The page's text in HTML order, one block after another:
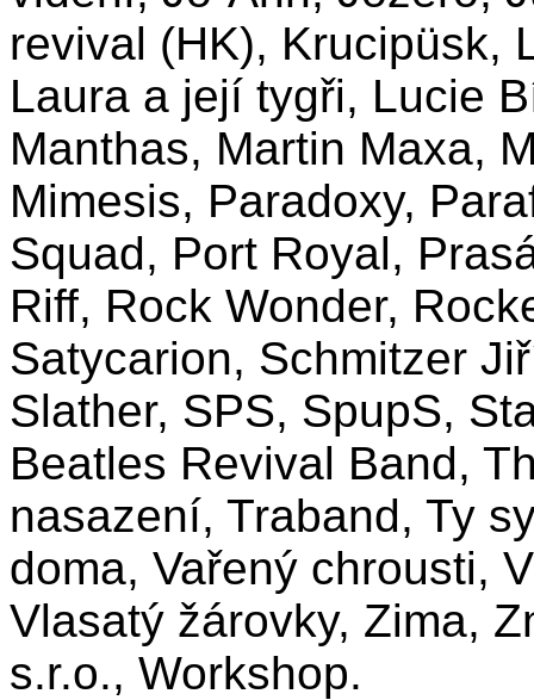
revival (HK), Krucipüsk,
Laura a její tygři, Lucie
Manthas, Martin Maxa,
Mimesis, Paradoxy,
Squad, Port Royal,
Riff, Rock Wonder,
Satycarion, Schmitzer
Slather, SPS, SpupS,
Beatles Revival Band,
nasazení, Traband, Ty
doma, Vařený chrousti,
Vlasatý žárovky, Zima,
s.r.o., Workshop.